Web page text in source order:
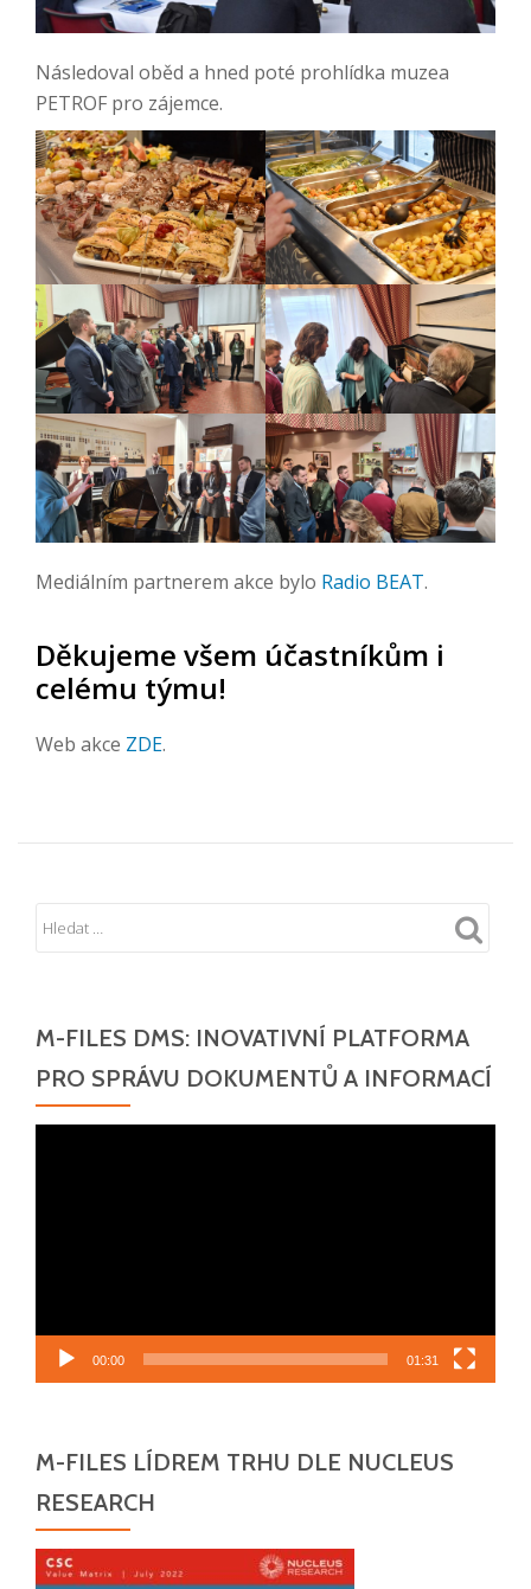
Následoval oběd a hned poté prohlídka muzea
PETROF pro zájemce.
Mediálním partnerem akce bylo Radio BEAT.
Děkujeme všem účastníkům i
celému týmu!
Web akce ZDE.
M-FILES DMS: INOVATIVNÍ PLATFORMA
PRO SPRÁVU DOKUMENTŮ A INFORMACÍ
00:00 01:31
M-FILES LÍDREM TRHU DLE NUCLEUS
RESEARCH